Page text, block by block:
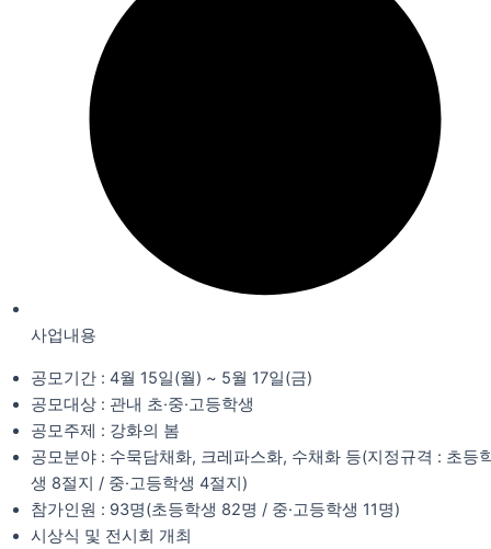
사업내용
공모기간 : 4월 15일(월) ~ 5월 17일(금)
공모대상 : 관내 초·중·고등학생
공모주제 : 강화의 봄
공모분야 : 수묵담채화, 크레파스화, 수채화 등(지정규격 : 초등
생 8절지 / 중·고등학생 4절지)
참가인원 : 93명(초등학생 82명 / 중·고등학생 11명)
시상식 및 전시회 개최